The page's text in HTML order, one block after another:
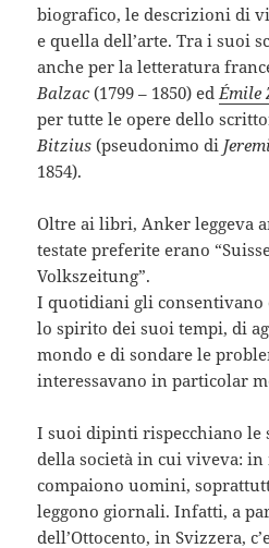
biografico, le descrizioni di
e quella dell’arte. Tra i suoi
anche per la letteratura
Balzac(1799 – 1850) ed Émile
per tutte le opere dello
Bitzius (pseudonimo di
1854).
Oltre ai libri, Anker leggeva
testate preferite erano
Volkszeitung”.
I quotidiani gli consentivano
lo spirito dei suoi tempi, di
mondo e di sondare le
interessavano in particolar
I suoi dipinti rispecchiano le
della società in cui viveva:
compaiono uomini,
leggono giornali. Infatti, a
dell’Ottocento, in Svizzera,